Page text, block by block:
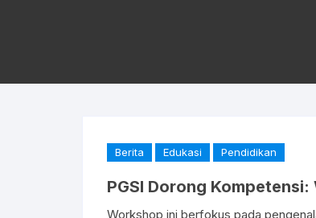
Berita Edukasi Pendidikan
PGSI Dorong
Workshop ini berfokus pada